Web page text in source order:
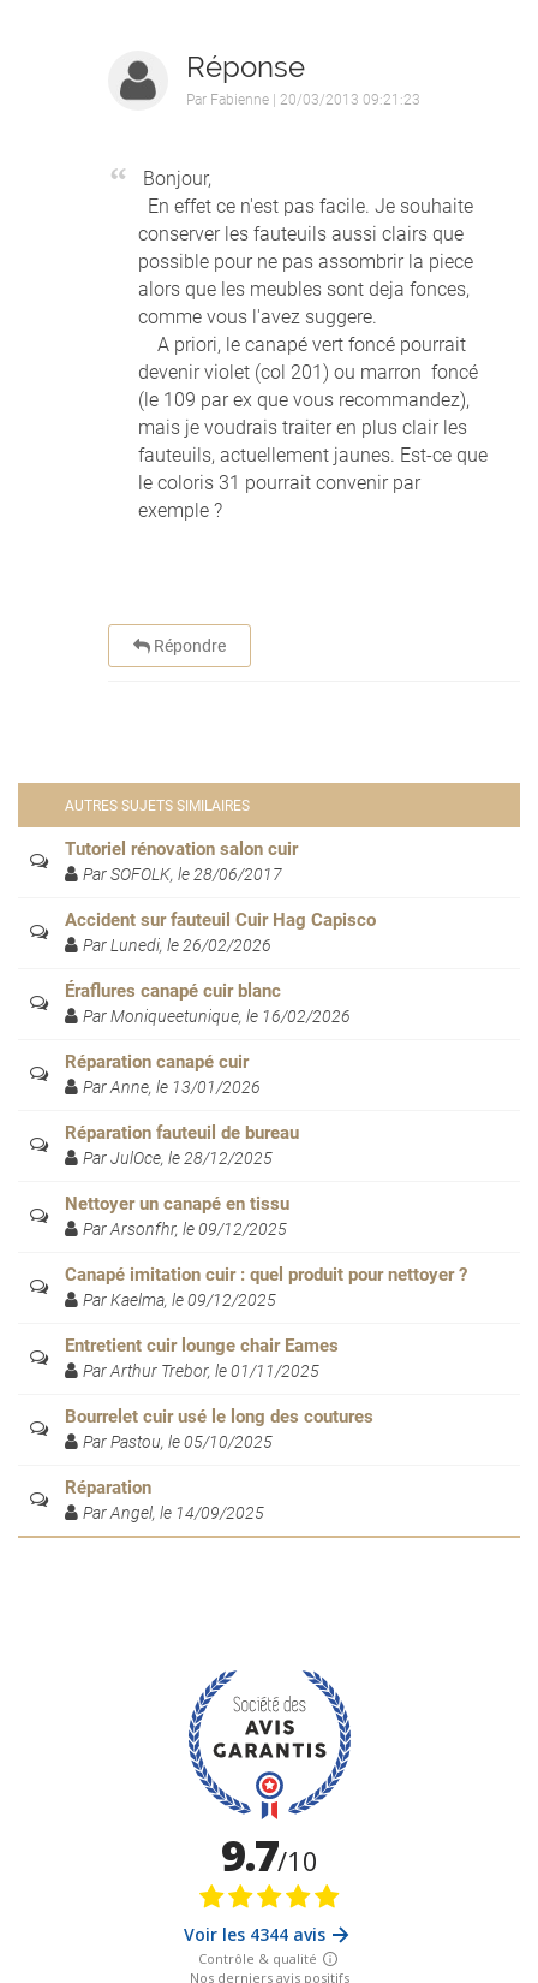
Réponse
Par Fabienne | 20/03/2013 09:21:23
Bonjour,
En effet ce n'est pas facile. Je souhaite
conserver les fauteuils aussi clairs que
possible pour ne pas assombrir la piece
alors que les meubles sont deja fonces,
comme vous l'avez suggere.
A priori, le canapé vert foncé pourrait
devenir violet (col 201) ou marron foncé
(le 109 par ex que vous recommandez),
mais je voudrais traiter en plus clair les
fauteuils, actuellement jaunes. Est-ce que
le coloris 31 pourrait convenir par
exemple ?
Répondre
AUTRES SUJETS SIMILAIRES
Tutoriel rénovation salon cuir
Par SOFOLK, le 28/06/2017
Accident sur fauteuil Cuir Hag Capisco
Par Lunedi, le 26/02/2026
Éraflures canapé cuir blanc
Par Moniqueetunique, le 16/02/2026
Réparation canapé cuir
Par Anne, le 13/01/2026
Réparation fauteuil de bureau
Par JulOce, le 28/12/2025
Nettoyer un canapé en tissu
Par Arsonfhr, le 09/12/2025
Canapé imitation cuir : quel produit pour nettoyer ?
Par Kaelma, le 09/12/2025
Entretient cuir lounge chair Eames
Par Arthur Trebor, le 01/11/2025
Bourrelet cuir usé le long des coutures
Par Pastou, le 05/10/2025
Réparation
Par Angel, le 14/09/2025